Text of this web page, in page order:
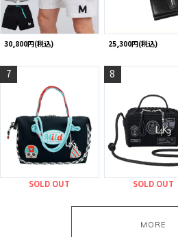
30,800円(税込) 25,300円(税込)
7
SOLD OUT
8
SOLD OUT
MORE